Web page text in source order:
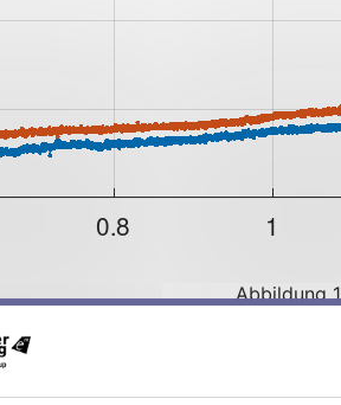
Abbildung
ist temperaturabhängig. Daher
gewährleisten.